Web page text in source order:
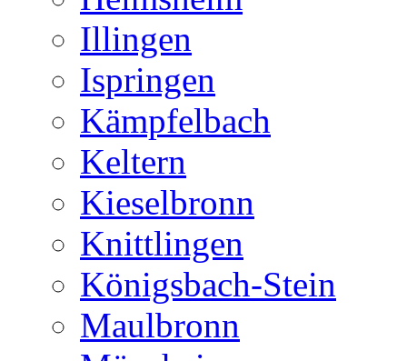
Illingen
Ispringen
Kämpfelbach
Keltern
Kieselbronn
Knittlingen
Königsbach-Stein
Maulbronn